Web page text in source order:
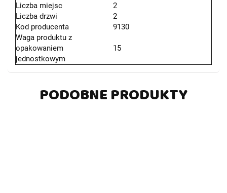
Liczba miejsc
2
Liczba drzwi
2
Kod producenta
9130
Waga produktu z
opakowaniem
jednostkowym
15
PODOBNE PRODUKTY